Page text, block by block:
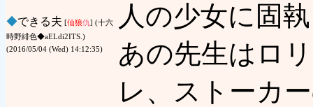
◆できる夫 [仙狼仇] (十六
時野緋色◆aELdi2ITS.)
(2016/05/04 (Wed) 14:12:35)
人の少女に固
あの先生はロ
レ、ストーカ